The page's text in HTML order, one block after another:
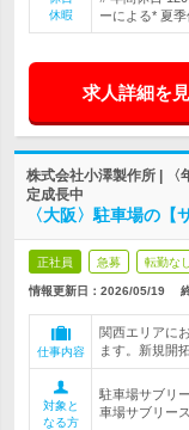
休暇
ーによる* 夏
求人詳細を
株式会社小澤製作所 | 〈
定成長中
〈大阪〉駐車場の
正社員 急募 転勤なし
情報更新日：2026/05/19
仕事内容
関西エリアに
ます。新規開
対象と
なる方
駐車場サブリ
車場サブリー